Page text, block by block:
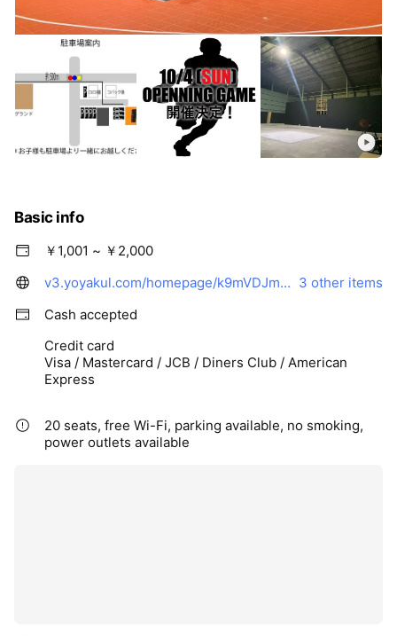
Basic info
￥1,001 ~ ￥2,000
v3.yoyakul.com/homepage/k9mVDJmycu66/1 3 other items
Cash accepted
Credit card
Visa / Mastercard / JCB / Diners Club / American
Express
20 seats, free Wi-Fi, parking available, no smoking,
power outlets available